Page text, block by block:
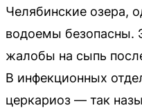
Челябинские озера,
водоемы безопасны.
жалобы на сыпь
В инфекционных
церкариоз — так